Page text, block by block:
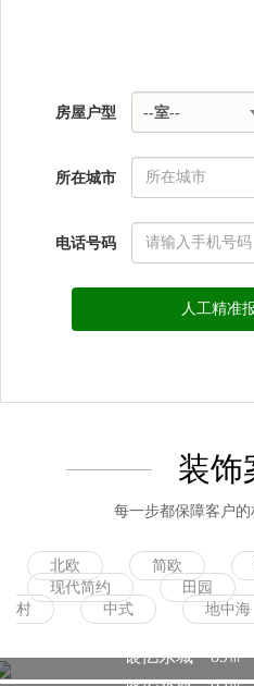
房屋户型 --室--
所在城市
电话号码
人工精准
装饰
每一步都保障客户
北欧 简欧
现代简约
田园
村
中式 地中海
银亿东城 89㎡
银亿东城 89㎡